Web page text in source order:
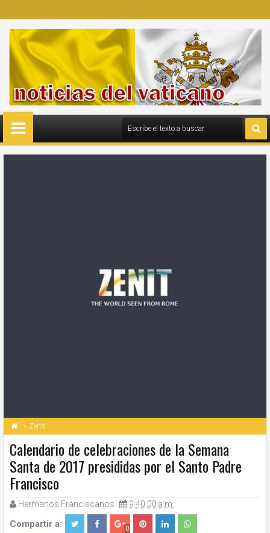
Zenit
Calendario de celebraciones de la Semana
Santa de 2017 presididas por el Santo Padre
Francisco
Hermanos Franciscanos 9:40:00 a.m.
Compartir a: 0